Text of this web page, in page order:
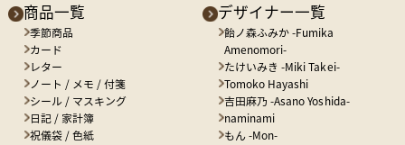
商品一覧
季節商品
カード
レター
ノート / メモ / 付箋
シール / マスキング
日記 / 家計簿
祝儀袋 / 色紙
デザイナー一覧
飴ノ森ふみか -Fumika
Amenomori-
たけいみき -Miki Takei-
Tomoko Hayashi
吉田麻乃 -Asano Yoshida-
naminami
もん -Mon-